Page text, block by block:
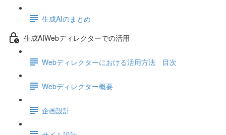
生成AIのまとめ
生成AIWebディレクターでの活用
Webディレクターにおける活用方法 目次
Webディレクター概要
企画設計